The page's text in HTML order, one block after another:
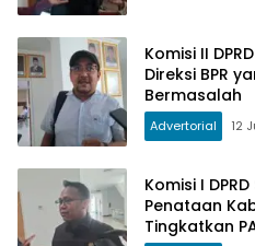
Komisi II
Direksi BPR
Bermasalah
Advertorial 12
Komisi I
Penataan
Tingkatkan